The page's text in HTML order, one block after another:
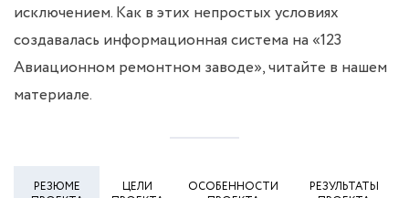
исключением. Как в этих непростых условиях
создавалась информационная система на «123
Авиационном ремонтном заводе», читайте в нашем
материале.
РЕЗЮМЕ
ЦЕЛИ
ОСОБЕННОСТИ
РЕЗУЛЬТАТЫ